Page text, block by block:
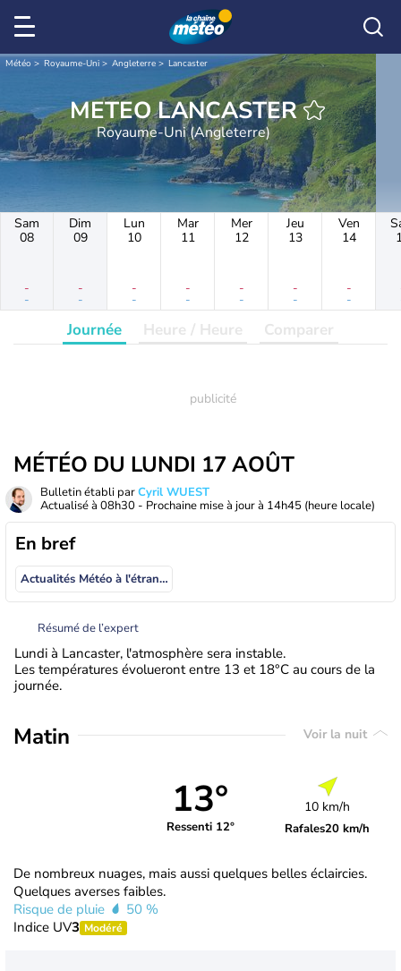
Météo Royaume-Uni Angleterre Lancaster
METEO LANCASTER
Royaume-Uni (Angleterre)
Sam
08
-
-
Dim
09
-
-
Lun
10
-
-
Mar
11
-
-
Mer
12
-
-
Jeu
13
-
-
Ven
14
-
-
Journée Heure / Heure Comparer
MÉTÉO DU LUNDI 17 AOÛT
Bulletin établi parCyril WUEST
Actualisé à 08h30 - Prochaine mise à jour à 14h45 (heure locale)
En bref
Actualités Météo à l'étranger
Résumé de l’expert
Lundi à Lancaster, l'atmosphère sera instable.
Les températures évolueront entre 13 et 18°C au cours de la
journée.
Matin Voir la nuit
13°
Ressenti 12°
10 km/h
Rafales20 km/h
De nombreux nuages, mais aussi quelques belles éclaircies.
Quelques averses faibles.
Risque de pluie
50 %
Indice UV3 Modéré